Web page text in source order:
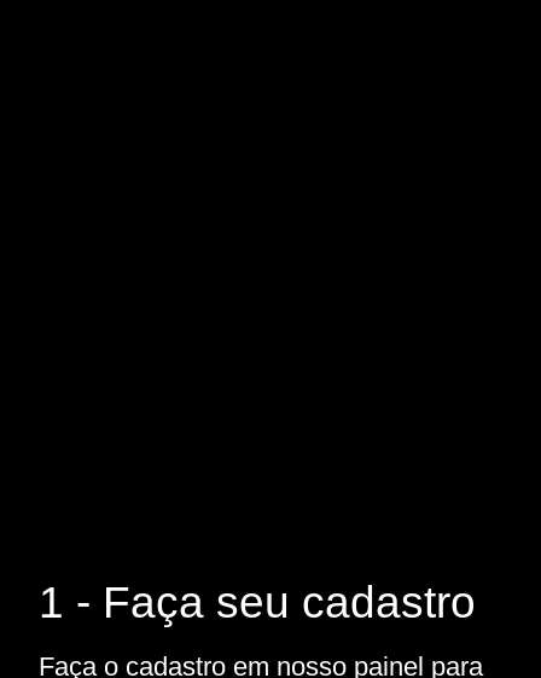
1 - Faça seu cadastro
Faça o cadastro em nosso painel para